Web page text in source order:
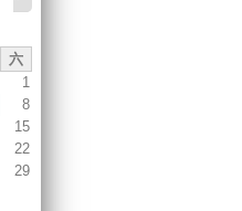
六
1
8
15
22
29